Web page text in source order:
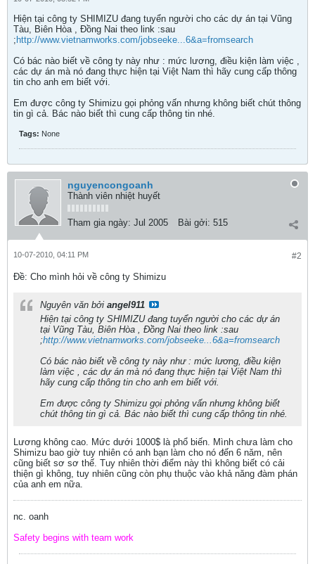
Hiện tại công ty SHIMIZU đang tuyển người cho các dự án tại Vũng
Tàu, Biên Hòa , Đồng Nai theo link :sau
; http://www.vietnamworks.com/jobseeke...6&a=fromsearch
Có bác nào biết về công ty này như : mức lương, điều kiện làm việc ,
các dự án mà nó đang thực hiện tại Việt Nam thì hãy cung cấp thông
tin cho anh em biết với.
Em được công ty Shimizu gọi phỏng vấn nhưng không biết chút thông
tin gì cả. Bác nào biết thì cung cấp thông tin nhé.
Tags: None
nguyencongoanh
Thành viên nhiệt huyết
Tham gia ngày: Jul 2005 Bài gởi: 515
#2
10-07-2010, 04:11 PM
Ðề: Cho mình hỏi về công ty Shimizu
Nguyên văn bởi angel911
Hiện tại công ty SHIMIZU đang tuyển người cho các dự án
tại Vũng Tàu, Biên Hòa , Đồng Nai theo link :sau
;http://www.vietnamworks.com/jobseeke...6&a=fromsearch
Có bác nào biết về công ty này như : mức lương, điều kiện
làm việc , các dự án mà nó đang thực hiện tại Việt Nam thì
hãy cung cấp thông tin cho anh em biết với.
Em được công ty Shimizu gọi phỏng vấn nhưng không biết
chút thông tin gì cả. Bác nào biết thì cung cấp thông tin nhé.
Lương không cao. Mức dưới 1000$ là phổ biến. Mình chưa làm cho
Shimizu bao giờ tuy nhiên có anh bạn làm cho nó đến 6 năm, nên
cũng biết sơ sơ thế. Tuy nhiên thời điểm này thì không biết có cải
thiện gì không, tuy nhiên cũng còn phụ thuộc vào khả năng đàm phán
của anh em nữa.
nc. oanh
Safety begins with team work